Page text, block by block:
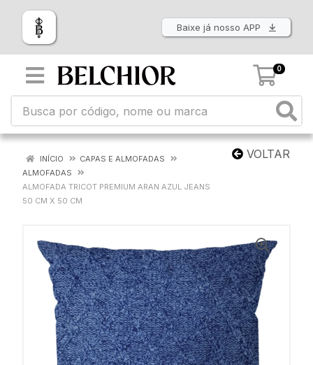
Baixe já nosso APP
0
VOLTAR
INÍCIO
CAPAS E ALMOFADAS
ALMOFADAS
ALMOFADA TRICOT PREMIUM ARAN AZUL JEANS
50 CM X 50 CM